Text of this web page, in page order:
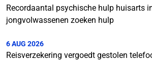
Recordaantal psychische hulp huisarts
jongvolwassenen zoeken hulp
6 AUG 2026
Reisverzekering vergoedt gestolen